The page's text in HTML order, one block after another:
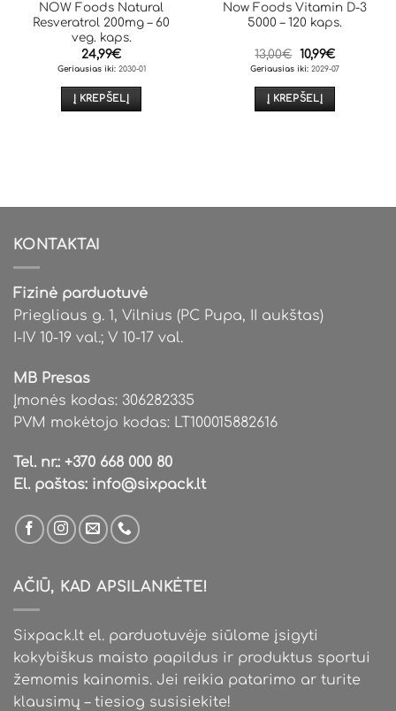
NOW Foods Natural
Resveratrol 200mg – 60
veg. kaps.
24,99€
Geriausias iki:2030-01
Į KREPŠELĮ
Now Foods Vitamin D-3
5000 – 120 kaps.
13,00€ Original
price
was:
13,00€.
10,99€Current
price
is:
10,99€.
Geriausias iki: 2029-07
Į KREPŠELĮ
KONTAKTAI
Fizinė parduotuvė
Priegliaus g. 1, Vilnius (PC Pupa, II aukštas)
I-IV 10-19 val.; V 10-17 val.
MB Presas
Įmonės kodas: 306282335
PVM mokėtojo kodas: LT100015882616
Tel. nr.: +370 668 000 80
El. paštas: info@sixpack.lt
AČIŪ, KAD APSILANKĖTE!
Sixpack.lt el. parduotuvėje siūlome įsigyti
kokybiškus maisto papildus ir produktus sportui
žemomis kainomis. Jei reikia patarimo ar turite
klausimų – tiesiog susisiekite!